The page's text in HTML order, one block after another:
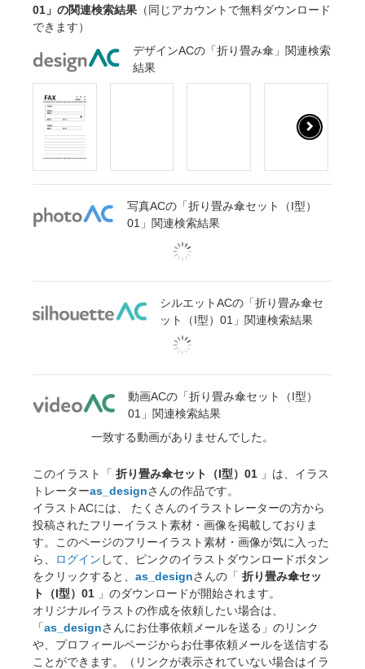
01」の関連検索結果 （同じアカウントで無料ダウンロード
できます）
デザインACの「折り畳み傘」関連検索
結果
写真ACの「折り畳み傘セット（I型）
01」関連検索結果
シルエットACの「折り畳み傘セ
ット（I型）01」関連検索結果
動画ACの「折り畳み傘セット（I型）
01」関連検索結果
一致する動画がありませんでした。
このイラスト「 折り畳み傘セット（I型）01 」は、イラス
トレーターas_designさんの作品です。
イラストACには、 たくさんのイラストレーターの方から
投稿されたフリーイラスト素材・画像を掲載しておりま
す。このページのフリーイラスト素材・画像が気に入った
ら、
ログイン して、ピンクのイラストダウンロードボタン
をクリックすると、 as_designさんの「 折り畳み傘セッ
ト（I型）01 」のダウンロードが開始されます。
オリジナルイラストの作成を依頼したい場合は、
「as_designさんにお仕事依頼メールを送る」のリンク
や、プロフィールページからお仕事依頼メールを送信する
ことができます。（リンクが表示されていない場合はイラ